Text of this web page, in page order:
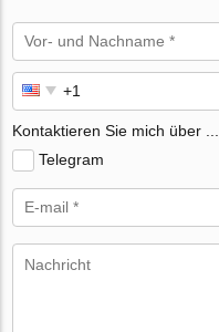
Kontaktieren Sie mich über ...
Telegram